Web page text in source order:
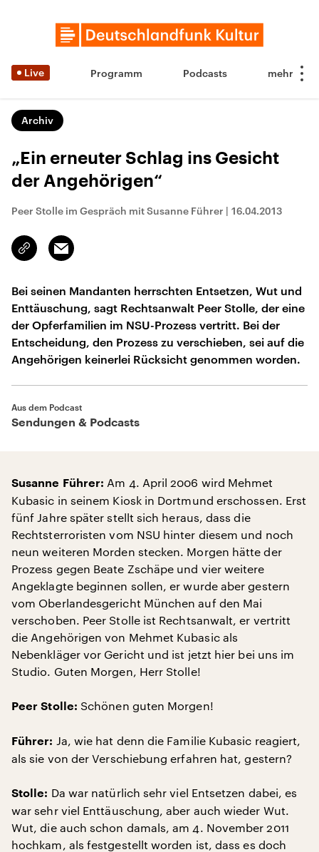
Live Programm Podcasts
Archiv
„Ein erneuter Schlag ins Gesicht
der Angehörigen“
Peer Stolle im Gespräch mit Susanne Führer | 16.04.2013
Link
kopieren/teilen
Email
Bei seinen Mandanten herrschten Entsetzen, Wut und
Enttäuschung, sagt Rechtsanwalt Peer Stolle, der eine
der Opferfamilien im NSU-Prozess vertritt. Bei der
Entscheidung, den Prozess zu verschieben, sei auf die
Angehörigen keinerlei Rücksicht genommen worden.
Aus dem Podcast
Sendungen & Podcasts
Susanne Führer: Am 4. April 2006 wird Mehmet
Kubasic in seinem Kiosk in Dortmund erschossen. Erst
fünf Jahre später stellt sich heraus, dass die
Rechtsterroristen vom NSU hinter diesem und noch
neun weiteren Morden stecken. Morgen hätte der
Prozess gegen Beate Zschäpe und vier weitere
Angeklagte beginnen sollen, er wurde aber gestern
vom Oberlandesgericht München auf den Mai
verschoben. Peer Stolle ist Rechtsanwalt, er vertritt
die Angehörigen von Mehmet Kubasic als
Nebenkläger vor Gericht und ist jetzt hier bei uns im
Studio. Guten Morgen, Herr Stolle!
Peer Stolle: Schönen guten Morgen!
Führer: Ja, wie hat denn die Familie Kubasic reagiert,
als sie von der Verschiebung erfahren hat, gestern?
Stolle: Da war natürlich sehr viel Entsetzen dabei, es
war sehr viel Enttäuschung, aber auch wieder Wut.
Wut, die auch schon damals, am 4. November 2011
hochkam, als festgestellt worden ist, dass es doch